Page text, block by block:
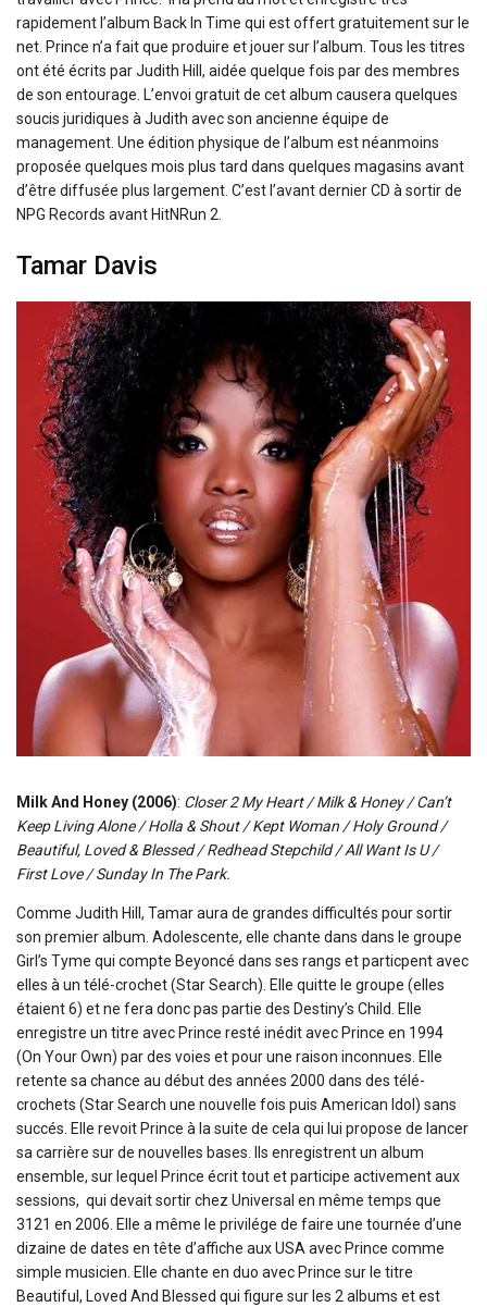
rapidement l’album Back In Time qui est offert gratuitement sur le
net. Prince n’a fait que produire et jouer sur l’album. Tous les titres
ont été écrits par Judith Hill, aidée quelque fois par des membres
de son entourage. L’envoi gratuit de cet album causera quelques
soucis juridiques à Judith avec son ancienne équipe de
management. Une édition physique de l’album est néanmoins
proposée quelques mois plus tard dans quelques magasins avant
d’être diffusée plus largement. C’est l’avant dernier CD à sortir de
NPG Records avant HitNRun 2.
Tamar Davis
Milk And Honey (2006): Closer 2 My Heart / Milk & Honey / Can’t
Keep Living Alone / Holla & Shout / Kept Woman / Holy Ground /
Beautiful, Loved & Blessed / Redhead Stepchild / All Want Is U /
First Love / Sunday In The Park.
Comme Judith Hill, Tamar aura de grandes difficultés pour sortir
son premier album. Adolescente, elle chante dans dans le groupe
Girl’s Tyme qui compte Beyoncé dans ses rangs et particpent avec
elles à un télé-crochet (Star Search). Elle quitte le groupe (elles
étaient 6) et ne fera donc pas partie des Destiny’s Child. Elle
enregistre un titre avec Prince resté inédit avec Prince en 1994
(On Your Own) par des voies et pour une raison inconnues. Elle
retente sa chance au début des années 2000 dans des télé-
crochets (Star Search une nouvelle fois puis American Idol) sans
succés. Elle revoit Prince à la suite de cela qui lui propose de lancer
sa carrière sur de nouvelles bases. Ils enregistrent un album
ensemble, sur lequel Prince écrit tout et participe activement aux
sessions, qui devait sortir chez Universal en même temps que
3121 en 2006. Elle a même le privilége de faire une tournée d’une
dizaine de dates en tête d’affiche aux USA avec Prince comme
simple musicien. Elle chante en duo avec Prince sur le titre
Beautiful, Loved And Blessed qui figure sur les 2 albums et est